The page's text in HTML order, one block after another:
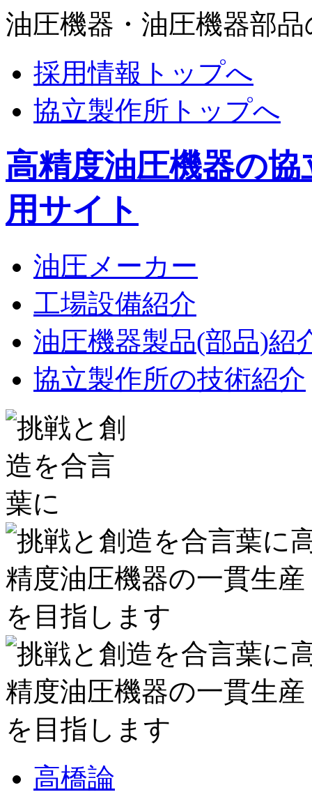
油圧機器・油圧機器部
採用情報トップへ
協立製作所トップへ
高精度油圧機器の
用サイト
油圧メーカー
工場設備紹介
油圧機器製品(部品)紹
協立製作所の技術紹介
高橋論